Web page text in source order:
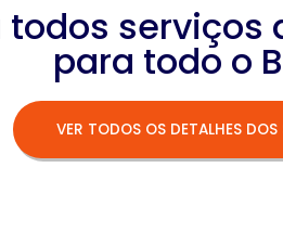
todos serviços
para todo o
VER TODOS OS DETALHES DOS